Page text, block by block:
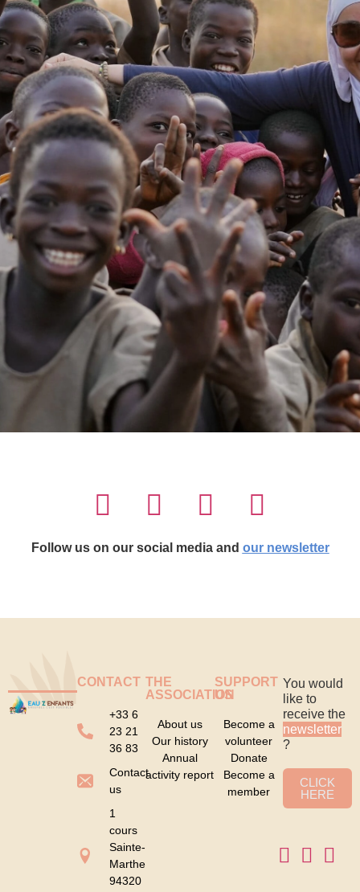
Follow us on our social media and our newsletter
CONTACT
+33 6
23 21
36 83
Contact
us
1
cours
Sainte-
Marthe
94320
THE
ASSOCIATION
About us
Our history
Annual
activity report
SUPPORT
US
Become a
volunteer
Donate
Become a
member
You would
like to
receive the
newsletter
?
CLICK
HERE